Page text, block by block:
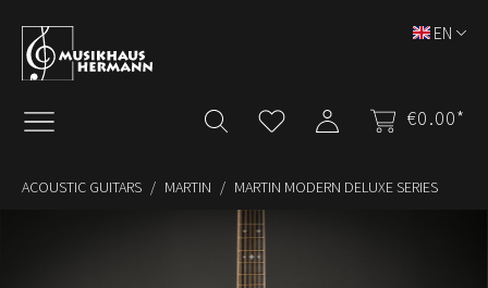
Skip to main content
€0.00*
EN
ACOUSTIC GUITARS MARTIN MARTIN MODERN DELUXE SERIES